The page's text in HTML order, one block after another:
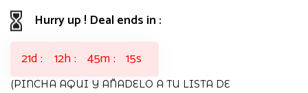
Hurry up ! Deal ends in :
21d 12h 45m 15s
(PINCHA AQUI Y AÑADELO A TU LISTA DE